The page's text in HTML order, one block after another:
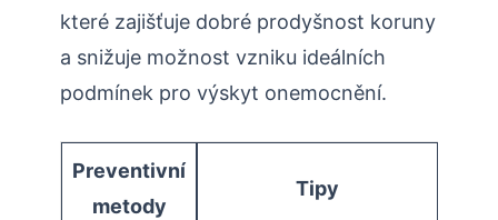
které zajišťuje dobré prodyšnost koruny
a snižuje možnost vzniku ideálních
podmínek pro výskyt onemocnění.
Preventivní
metody
Tipy